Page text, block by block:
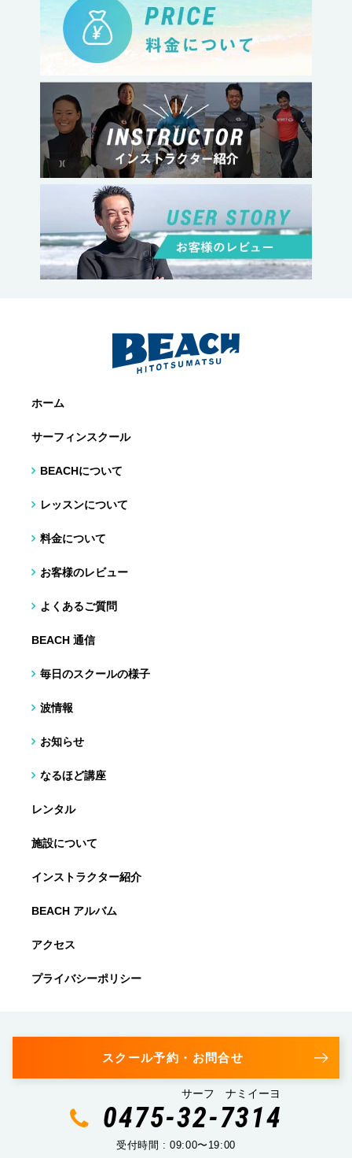
ホーム
サーフィンスクール
BEACHについて
レッスンについて
料金について
お客様のレビュー
よくあるご質問
BEACH 通信
毎日のスクールの様子
波情報
お知らせ
なるほど講座
レンタル
施設について
インストラクター紹介
BEACH アルバム
アクセス
プライバシーポリシー
スクール予約・お問合せ
サーフ ナミイーヨ
0475-32-7314
受付時間 : 09:00〜19:00